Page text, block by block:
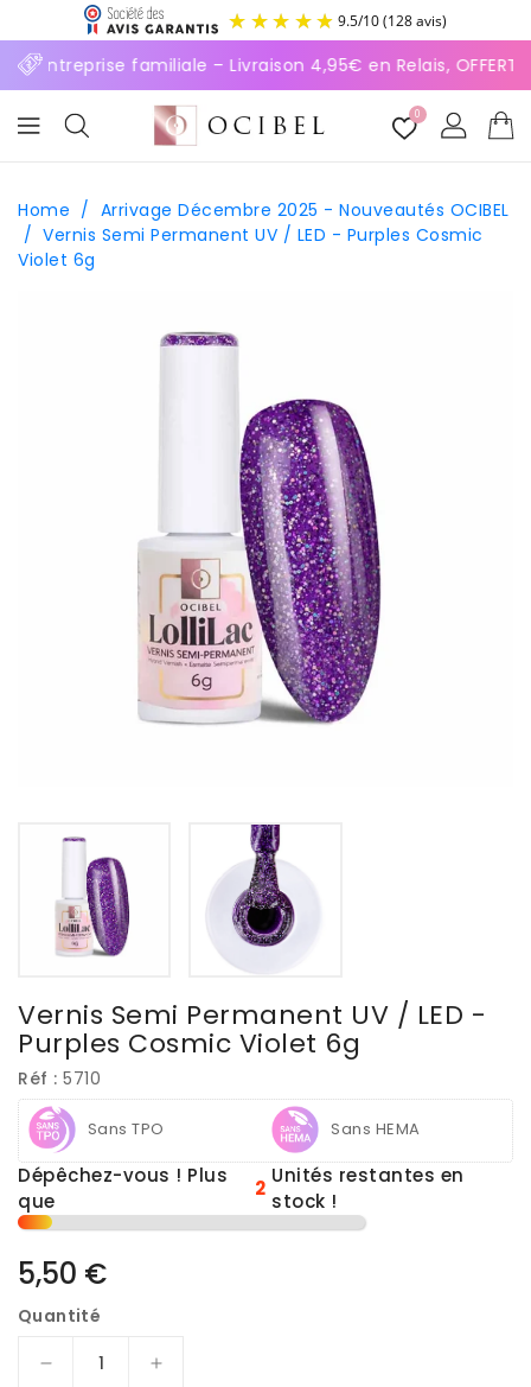
9.5/10
⚡ Entreprise familiale – Livraison 4,95€ en Relais, OFFERTE
0
Home / Arrivage Décembre 2025 - Nouveautés OCIBEL
/ Vernis Semi Permanent UV / LED - Purples Cosmic
Violet 6g
Vernis Semi Permanent UV / LED -
Purples Cosmic Violet 6g
Réf : 5710
Sans TPO Sans HEMA
Dépêchez-vous ! Plus
que
2
Unités restantes en
stock !
Prix
habituel
5,50 €
Quantité
Réduire
Augmenter